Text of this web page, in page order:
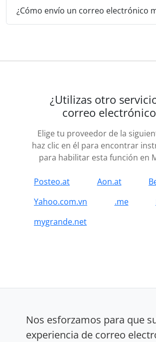
¿Cómo envío un correo electrónico
¿Utilizas otro
correo
Elige tu proveedor de la
haz clic en él para encontrar
para habilitar esta función en
Posteo.at Aon.at
Yahoo.com.vn
.me
mygrande.net
Nos esforzamos para que
experiencia de correo